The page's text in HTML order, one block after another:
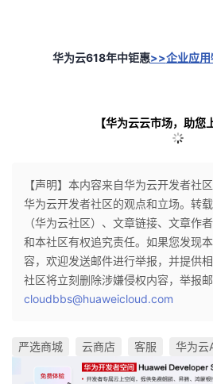
华为云618年中钜惠>>企业应
【华为云云市场，助您
【声明】本内容来自华为云开发者社
华为云开发者社区的观点和立场。转
（华为云社区）、文章链接、文章作
和本社区有权追究责任。如果您发现
容，欢迎发送邮件进行举报，并提供
社区将立刻删除涉嫌侵权内容，举报邮
cloudbbs@huaweicloud.com
严选商城 云商店 客服 华为云